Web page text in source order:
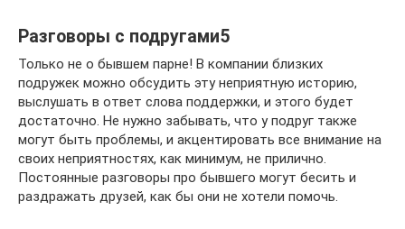
Разговоры с подругами5
Только не о бывшем парне! В компании близких
подружек можно обсудить эту неприятную историю,
выслушать в ответ слова поддержки, и этого будет
достаточно. Не нужно забывать, что у подруг также
могут быть проблемы, и акцентировать все внимание на
своих неприятностях, как минимум, не прилично.
Постоянные разговоры про бывшего могут бесить и
раздражать друзей, как бы они не хотели помочь.